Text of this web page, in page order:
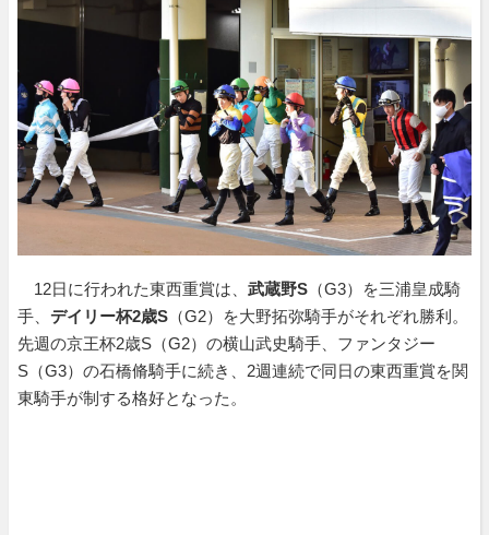
12日に行われた東西重賞は、 武蔵野S （G3）を三浦皇成騎
手、 デイリー杯2歳S （G2）を大野拓弥騎手がそれぞれ勝利。
先週の京王杯2歳S（G2）の横山武史騎手、ファンタジー
S（G3）の石橋脩騎手に続き、2週連続で同日の東西重賞を関
東騎手が制する格好となった。